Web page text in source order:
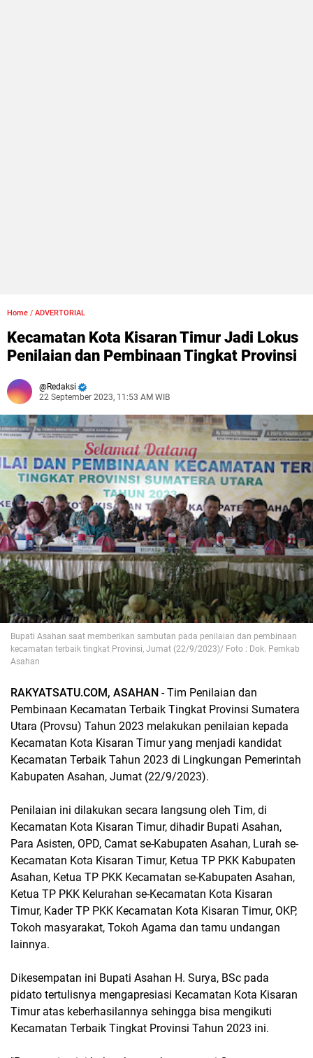
Home / ADVERTORIAL
Kecamatan Kota Kisaran Timur Jadi Lokus
Penilaian dan Pembinaan Tingkat Provinsi
Redaksi
22 September 2023, 11:53 AM WIB
Bupati Asahan saat memberikan sambutan pada penilaian dan pembinaan
kecamatan terbaik tingkat Provinsi, Jumat (22/9/2023)/ Foto : Dok. Pemkab
Asahan
RAKYATSATU.COM, ASAHAN - Tim Penilaian dan
Pembinaan Kecamatan Terbaik Tingkat Provinsi Sumatera
Utara (Provsu) Tahun 2023 melakukan penilaian kepada
Kecamatan Kota Kisaran Timur yang menjadi kandidat
Kecamatan Terbaik Tahun 2023 di Lingkungan Pemerintah
Kabupaten Asahan, Jumat (22/9/2023).
Penilaian ini dilakukan secara langsung oleh Tim, di
Kecamatan Kota Kisaran Timur, dihadir Bupati Asahan,
Para Asisten, OPD, Camat se-Kabupaten Asahan, Lurah se-
Kecamatan Kota Kisaran Timur, Ketua TP PKK Kabupaten
Asahan, Ketua TP PKK Kecamatan se-Kabupaten Asahan,
Ketua TP PKK Kelurahan se-Kecamatan Kota Kisaran
Timur, Kader TP PKK Kecamatan Kota Kisaran Timur, OKP,
Tokoh masyarakat, Tokoh Agama dan tamu undangan
lainnya.
Dikesempatan ini Bupati Asahan H. Surya, BSc pada
pidato tertulisnya mengapresiasi Kecamatan Kota Kisaran
Timur atas keberhasilannya sehingga bisa mengikuti
Kecamatan Terbaik Tingkat Provinsi Tahun 2023 ini.